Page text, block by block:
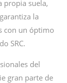
propia suela,
la
con un óptimo
SRC.
del
gran parte de